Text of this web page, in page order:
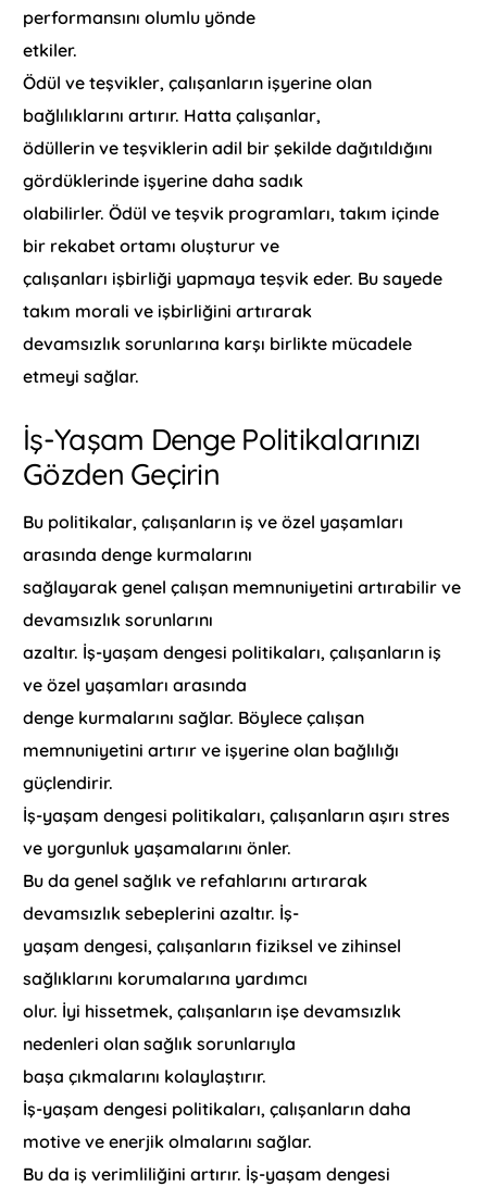
performansını olumlu yönde
etkiler.
Ödül ve teşvikler, çalışanların işyerine olan
bağlılıklarını artırır. Hatta çalışanlar,
ödüllerin ve teşviklerin adil bir şekilde dağıtıldığını
gördüklerinde işyerine daha sadık
olabilirler. Ödül ve teşvik programları, takım içinde
bir rekabet ortamı oluşturur ve
çalışanları işbirliği yapmaya teşvik eder. Bu sayede
takım morali ve işbirliğini artırarak
devamsızlık sorunlarına karşı birlikte mücadele
etmeyi sağlar.
İş-Yaşam Denge Politikalarınızı
Gözden Geçirin
Bu politikalar, çalışanların iş ve özel yaşamları
arasında denge kurmalarını
sağlayarak genel çalışan memnuniyetini artırabilir ve
devamsızlık sorunlarını
azaltır. İş-yaşam dengesi politikaları, çalışanların iş
ve özel yaşamları arasında
denge kurmalarını sağlar. Böylece çalışan
memnuniyetini artırır ve işyerine olan bağlılığı
güçlendirir.
İş-yaşam dengesi politikaları, çalışanların aşırı stres
ve yorgunluk yaşamalarını önler.
Bu da genel sağlık ve refahlarını artırarak
devamsızlık sebeplerini azaltır. İş-
yaşam dengesi, çalışanların fiziksel ve zihinsel
sağlıklarını korumalarına yardımcı
olur. İyi hissetmek, çalışanların işe devamsızlık
nedenleri olan sağlık sorunlarıyla
başa çıkmalarını kolaylaştırır.
İş-yaşam dengesi politikaları, çalışanların daha
motive ve enerjik olmalarını sağlar.
Bu da iş verimliliğini artırır. İş-yaşam dengesi